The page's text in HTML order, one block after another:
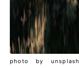
photo by unsplash